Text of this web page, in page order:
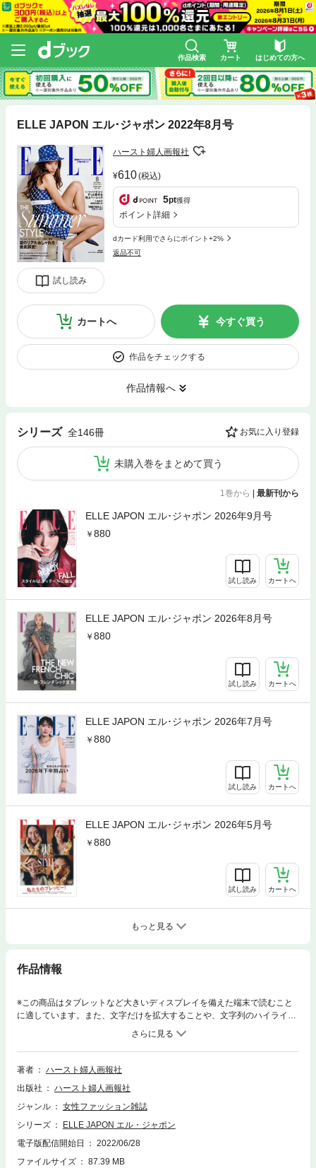
作品検索 カート はじめての方へ
ELLE JAPON エル･ジャポン 2022年8月号
試し読み
ハースト婦人画報社
610(税込)
5pt獲得
ポイント詳細
dカード利用でさらにポイント+2%
返品不可
カートへ 今すぐ買う
作品をチェックする
作品情報へ
シリーズ 全146冊 お気に入り登録
未購入巻をまとめて買う
1巻から | 最新刊から
ELLE JAPON エル･ジャポン 2026年9月号
880
試し読み カートへ
ELLE JAPON エル･ジャポン 2026年8月号
880
試し読み カートへ
ELLE JAPON エル･ジャポン 2026年7月号
880
試し読み カートへ
ELLE JAPON エル･ジャポン 2026年5月号
880
試し読み カートへ
もっと見る
作品情報
※この商品はタブレットなど大きいディスプレイを備えた端末で読むこと
に適しています。また、文字だけを拡大することや、文字列のハイライ
ト、検索、辞書の参照、引用などの機能が使用できません。●夏のリアル
おしゃれを徹底調査！●ずっと愛せる極上ベーシック●一生もの時計の探し
方●「睡眠の質向上」できている？●別冊付録 ルイ・ヴィトン、旅の物語
バカンスやリゾートで使える服から、パーティーのドレスアップまで。旬
ウル、東京のクローゼットを直撃。夏のリアルスタイルを見つけて。※電
子版では、紙の雑誌と内容が一部異なる場合や、掲載されないページがあ
著者
ハースト婦人画報社
出版社
ハースト婦人画報社
ジャンル
女性ファッション雑誌
シリーズ
ELLE JAPON エル・ジャポン
電子版配信開始日
2022/06/28
ファイルサイズ
87.39 MB